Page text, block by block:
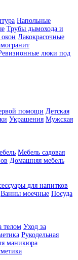
Напольные
Трубы дымохода и
Лакокрасочные
люки под
помощи Детская
Украшения Мужская
Мебель садовая
Домашняя мебель
для напитков
Ванны моечные Посуда
телом Уход за
Рукодельная
маникюра